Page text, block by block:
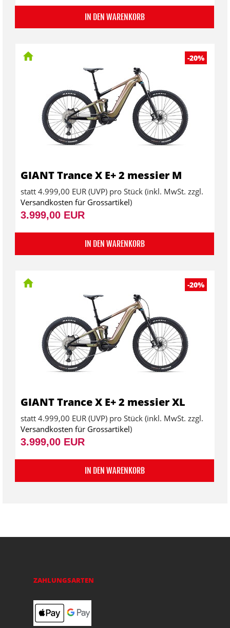
IN DEN WARENKORB
-20%
GIANT Trance X E+ 2 messier M
statt 4.999,00 EUR (UVP) pro Stück (inkl. MwSt. zzgl.
Versandkosten für Grossartikel)
3.999,00 EUR
IN DEN WARENKORB
-20%
GIANT Trance X E+ 2 messier XL
statt 4.999,00 EUR (UVP) pro Stück (inkl. MwSt. zzgl.
Versandkosten für Grossartikel)
3.999,00 EUR
IN DEN WARENKORB
ZAHLUNGSARTEN